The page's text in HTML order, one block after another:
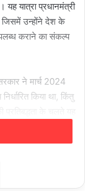
यह यात्रा प्रधानमंत्री
जिसमें उन्होंने देश के
कराने का संकल्प
ने मार्च 2024
किया था, किंतु
को काशी विश्वनाथ
योजना के लिए ₹36
में 27 विशेष ट्रेनें